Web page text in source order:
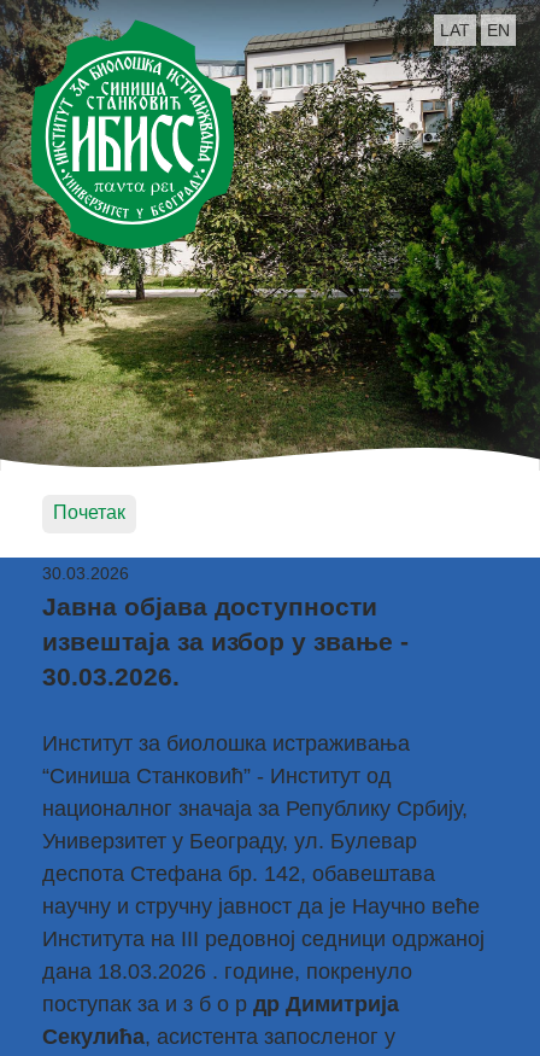
LAT EN
Почетак
30.03.2026
Јавна објава доступности
извештаја за избор у звање -
30.03.2026.
Институт за биолошка истраживања
“Синиша Станковић” - Институт од
националног значаја за Републику Србију,
Универзитет у Београду, ул. Булевар
деспота Стефана бр. 142, обавештава
научну и стручну јавност да је Научно веће
Института на III редовној седници одржаној
дана 18.03.2026 . године, покренуло
поступак за и з б о р др Димитрија
Секулића, асистента запосленог у